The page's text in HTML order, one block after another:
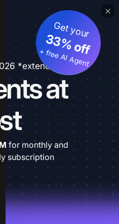
*extended
at
Get your
33% off
+ free AI Agent
for monthly and
subscription